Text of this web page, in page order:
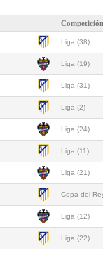
Competición
Liga (38)
Liga (19)
Liga (31)
Liga (2)
Liga (24)
Liga (11)
Liga (21)
Copa del
Liga (12)
Liga (22)